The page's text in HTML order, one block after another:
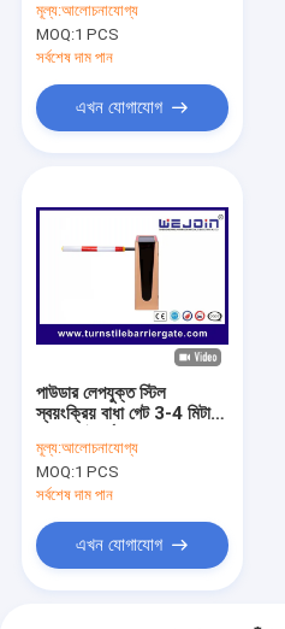
ব্যারিয়ার গেট
মূল্য:আলোচনাযোগ্য
MOQ:1 PCS
সর্বশেষ দাম পান
এখন যোগাযোগ
পাউডার লেপযুক্ত স্টিল
স্বয়ংক্রিয় বাধা গেট 3-4 মিটার
মূল্য:আলোচনাযোগ্য
MOQ:1 PCS
সর্বশেষ দাম পান
এখন যোগাযোগ